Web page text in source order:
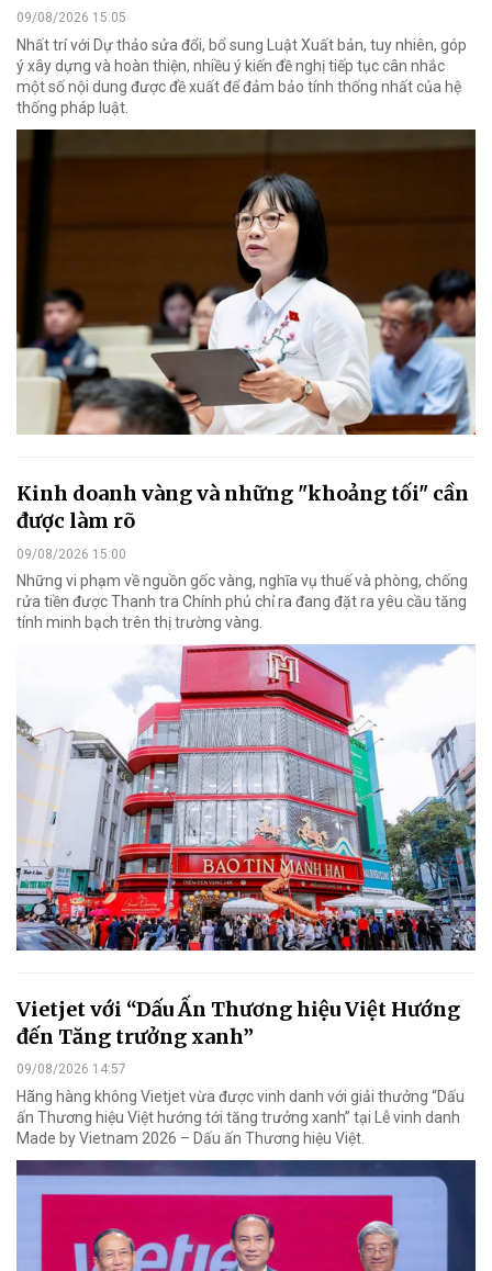
09/08/2026 15:05
Nhất trí với Dự thảo sửa đổi, bổ sung Luật Xuất bản, tuy nhiên, góp
ý xây dựng và hoàn thiện, nhiều ý kiến đề nghị tiếp tục cân nhắc
một số nội dung được đề xuất để đảm bảo tính thống nhất của hệ
thống pháp luật.
Kinh doanh vàng và những "khoảng tối" cần
được làm rõ
09/08/2026 15:00
Những vi phạm về nguồn gốc vàng, nghĩa vụ thuế và phòng, chống
rửa tiền được Thanh tra Chính phủ chỉ ra đang đặt ra yêu cầu tăng
tính minh bạch trên thị trường vàng.
Vietjet với “Dấu Ấn Thương hiệu Việt Hướng
đến Tăng trưởng xanh”
09/08/2026 14:57
Hãng hàng không Vietjet vừa được vinh danh với giải thưởng “Dấu
ấn Thương hiệu Việt hướng tới tăng trưởng xanh” tại Lễ vinh danh
Made by Vietnam 2026 – Dấu ấn Thương hiệu Việt.